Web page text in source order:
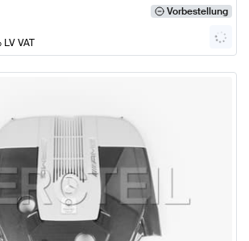
Vorbestellung
VAT